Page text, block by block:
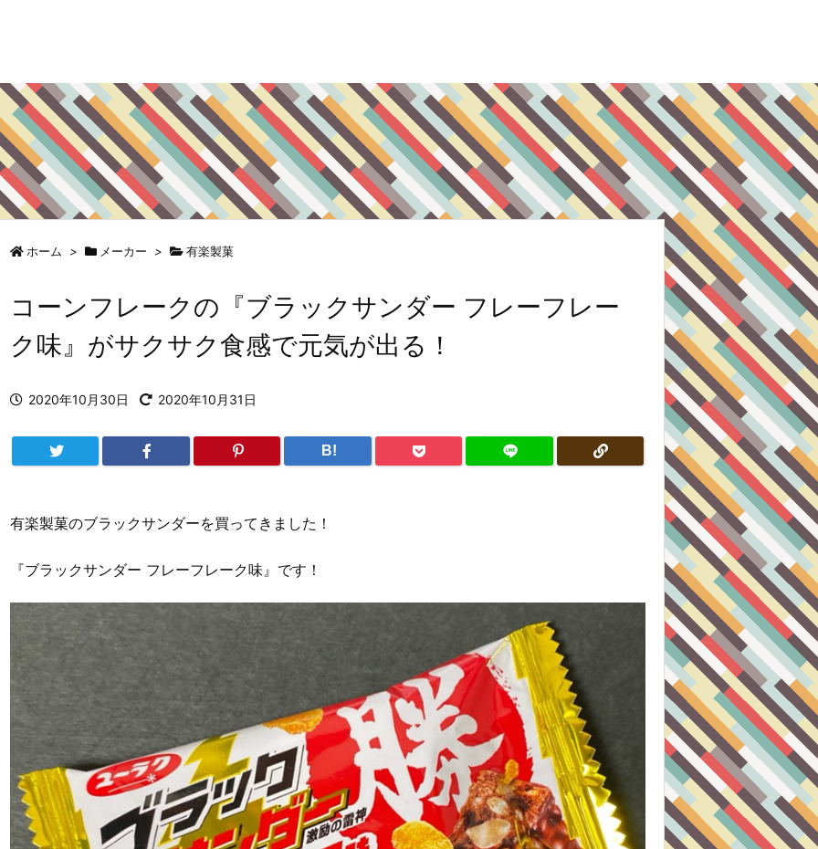
ホーム > メーカー > 有楽製菓
コーンフレークの『ブラックサンダー フレーフレー
ク味』がサクサク食感で元気が出る！
2020年10月30日 2020年10月31日
B!
有楽製菓のブラックサンダーを買ってきました！
『ブラックサンダー フレーフレーク味』です！